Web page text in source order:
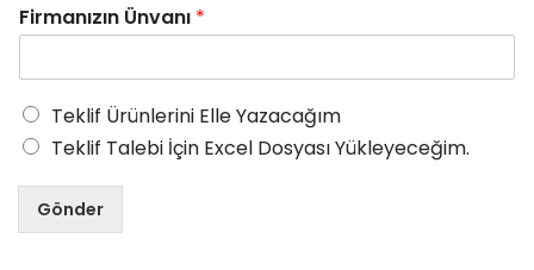
Firmanızın Ünvanı *
Teklif Ürünlerini Elle Yazacağım
Teklif Talebi İçin Excel Dosyası Yükleyeceğim.
Gönder